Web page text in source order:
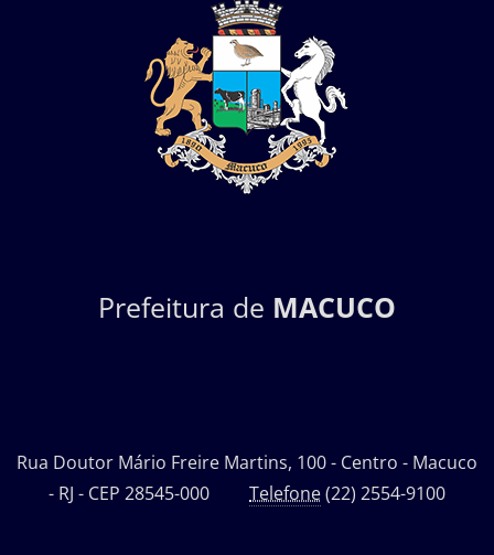
Prefeitura de MACUCO
Rua Doutor Mário Freire Martins, 100 - Centro - Macuco
- RJ - CEP 28545-000 Telefone(22) 2554-9100